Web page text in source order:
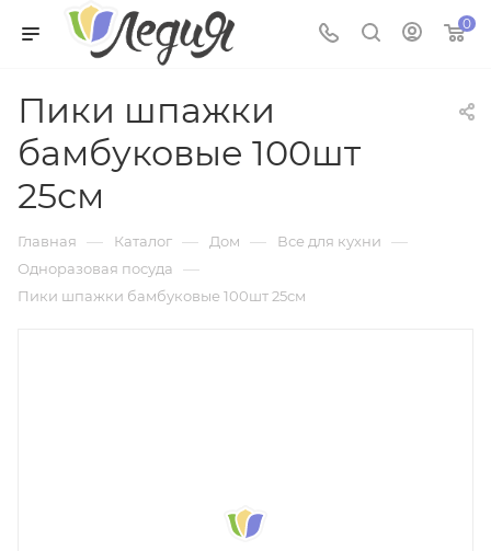
0
Пики шпажки
бамбуковые 100шт
25см
Главная — Каталог — Дом — Все для кухни —
Одноразовая посуда —
Пики шпажки бамбуковые 100шт 25см